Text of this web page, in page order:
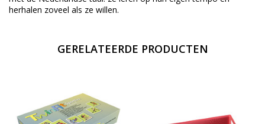
herhalen zoveel als ze willen.
GERELATEERDE PRODUCTEN